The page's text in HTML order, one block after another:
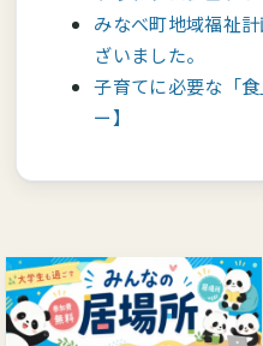
みなべ町地域福祉
ざいました。
子育てに必要な「
ー】